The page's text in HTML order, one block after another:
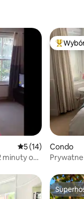
gości
Średnia ocena: 5
5 (14)
minuty od
Condo